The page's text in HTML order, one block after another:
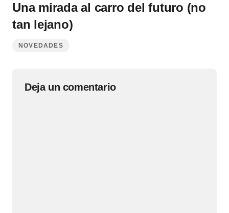
Una mirada al carro del futuro (no
tan lejano)
NOVEDADES
Deja un comentario